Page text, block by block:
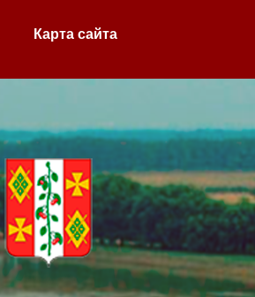
Карта сайта